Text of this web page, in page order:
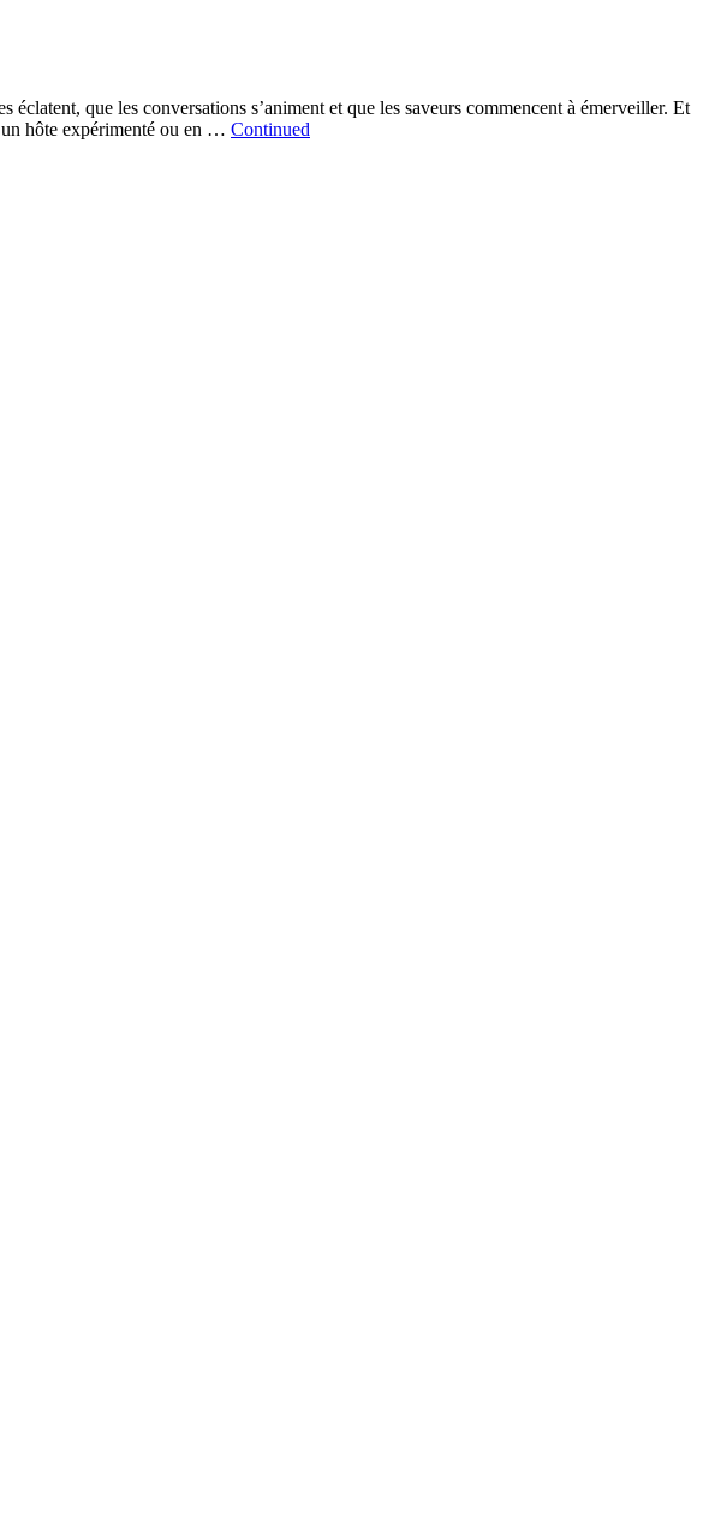
éclatent, que les conversations s’animent et que les saveurs commencent à émerveiller. Et
un hôte expérimenté ou en … Continued